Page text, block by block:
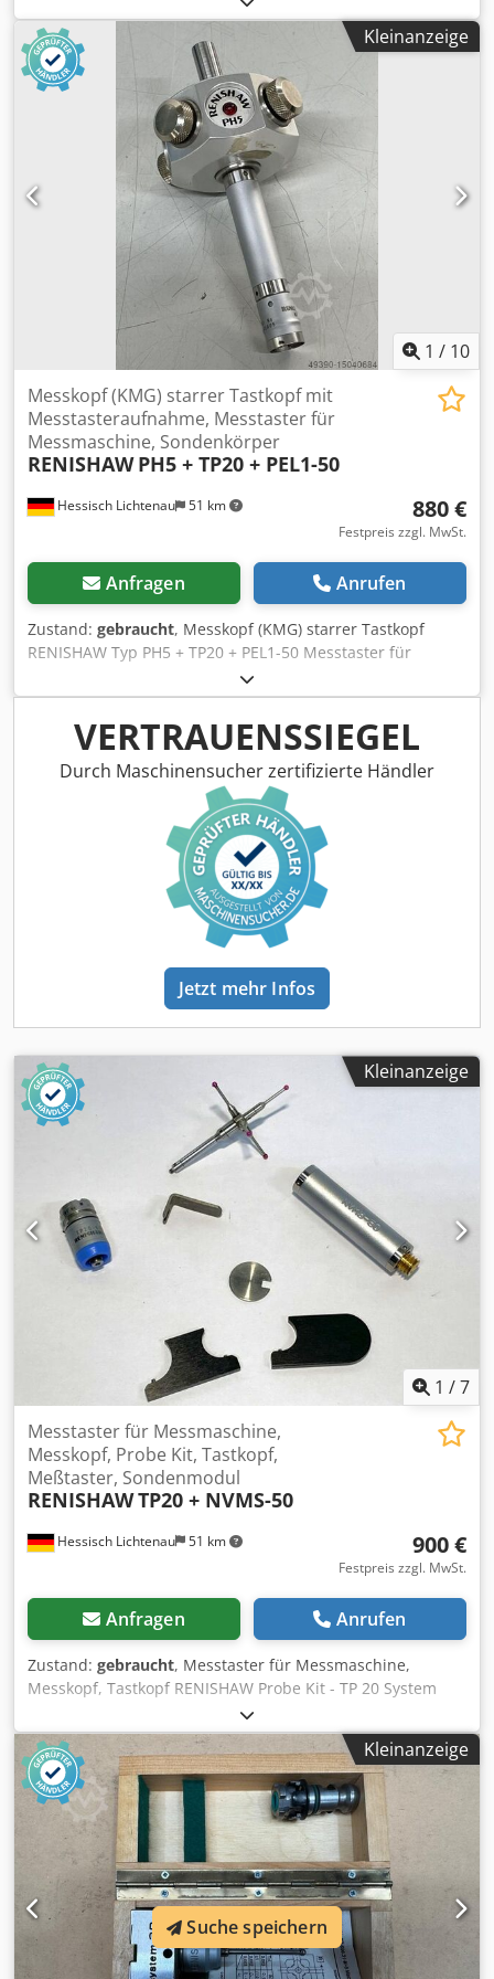
attraktiven Preis. Dreidimensionaler Vergleich mit einer
Genauigkeit von zwei Mikrometern! Messvolumen: X- und
Y-Achse ø 300 mm – Z-Achse 150 mm. Auflösung: 0,0002
mm. Abtastrate (SP25): 1000 Punkte pro Sekunde.
Abtastgeschwindigkeit: 200 mm pro Sekunde. Maximale
Verfahrgeschwindigkeit: 500 mm pro Sekunde.
Betriebstemperatur: +5 bis +50 °C. Maximale
Leistungsaufnahme: 190 Watt. Maximales
Werkstückgewicht: 25 kg. Maschinengewicht: 25 kg. Höhe:
700 cm. Breite: 570 cm. Länge: 500 cm. Keine Druckluft
erforderlich. SP25 SM25-1. 6 x SH25 Tastplatten Wecksler
für 6 Taster. MODUS™ IM DMIS Software & Lizenzschlüssel.
Renishaw Steuerungs-PC, Monitor, Maus & Tastatur. (Auch
mit Polyworks steuerbar). Das Startgebot für die
angebotene Konfiguration liegt bei 5.000 €. Csdpfxey S
Dbco Acfeha
Kleinanzeige
1 / 10
Hessisch Lichtenau 51 km
Messkopf (KMG) starrer Tastkopf mit
Messtasteraufnahme, Messtaster für
Messmaschine, Sondenkörper
RENISHAW PH5 + TP20 + PEL1-50
880 €
Festpreis zzgl. MwSt.
Anfragen Anrufen
Zustand: gebraucht, Messkopf (KMG) starrer Tastkopf
RENISHAW Typ PH5 + TP20 + PEL1-50 Messtaster für
Messmaschine Serial: 77501 - A Messtasteraufnahme
Sondenkörper TP20 für Wechselmodule (Sondenmodule)
Verlängerung - Typ PEL 1, Länge 50 mm
Sondenbefestigung M8-Gewinde Chjdpfxsrnagpj Acfsa
Kopfmontage mit MS-Schaft Ø 9,5 mm - Statusanzeige mit
2 LED - Kabelanschluss über 5-polige DIN 180° Buchse - 5
Gewindeanschlüsse M8 für Messtaster (4 Stück
Blindstopfen) Gesamtgewicht 280g gebraucht im guten
VERTRAUENSSIEGEL
Durch Maschinensucher zertifizierte Händler
Jetzt mehr Infos
Kleinanzeige
1 /7
Hessisch Lichtenau 51 km
Messtaster für Messmaschine,
Messkopf, Probe Kit, Tastkopf,
Meßtaster, Sondenmodul
RENISHAWTP20 + NVMS-50
900 €
Festpreis zzgl. MwSt.
Anfragen Anrufen
Zustand: gebraucht, Messtaster für Messmaschine,
Messkopf, Tastkopf RENISHAW Probe Kit - TP 20 System
Enthalten sind: 1x Sterntaster mit Gewinde M2 (5x Taststift
M2 mit Rubinkugel Ø 2mm; Länge 15mm; Stern Ø 38mm;
1x 6-Wege Tastkopf = Sondenmodul TP 20 (6-Wege) 1x
Verlängerung 50mm, Probe Extension NVMS-50 (mit 2x
Montageschlüssel) in original Kunststoff
Aufbewahrungsbox gebraucht im guten Zustand Chjdpfx
Astpkybecfsa
Kleinanzeige
Suche speichern